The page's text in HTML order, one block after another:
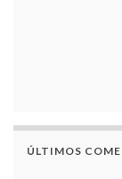
ÚLTIMOS